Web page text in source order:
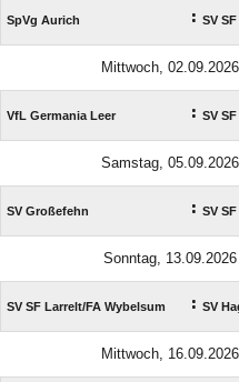
SpVg Aurich : SV
Mittwoch,
VfL Germania Leer : SV
Samstag,
SV Großefehn : SV
Sonntag,
SV SF Larrelt/​FA Wybelsum : SV
Mittwoch,